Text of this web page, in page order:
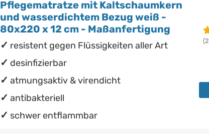
Pflegematratze mit Kaltschaumkern
und wasserdichtem Bezug weiß -
80x220 x 12 cm - Maßanfertigung
resistent gegen Flüssigkeiten aller Art
desinfizierbar
atmungsaktiv & virendicht
antibakteriell
schwer entflammbar